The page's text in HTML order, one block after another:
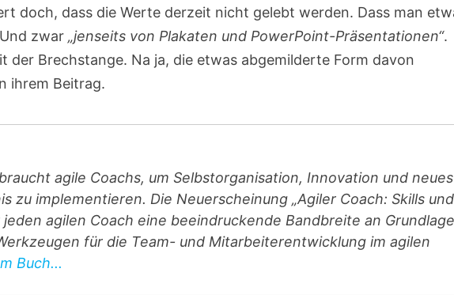
doch, dass die Werte derzeit nicht gelebt werden. Dass man
zwar„jenseits von Plakaten und PowerPoint-Präsentationen“.
der Brechstange. Na ja, die etwas abgemilderte Form davon
ihrem Beitrag.
agile Coachs, um Selbstorganisation, Innovation und neues
zu implementieren. Die Neuerscheinung „Agiler Coach: Skills und
agilen Coach eine beeindruckende Bandbreite an
für die Team- und Mitarbeiterentwicklung im agilen
Buch...